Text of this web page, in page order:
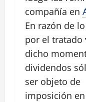
compañía en
En razón de
por el tratado
dicho
dividendos
ser objeto de
imposición